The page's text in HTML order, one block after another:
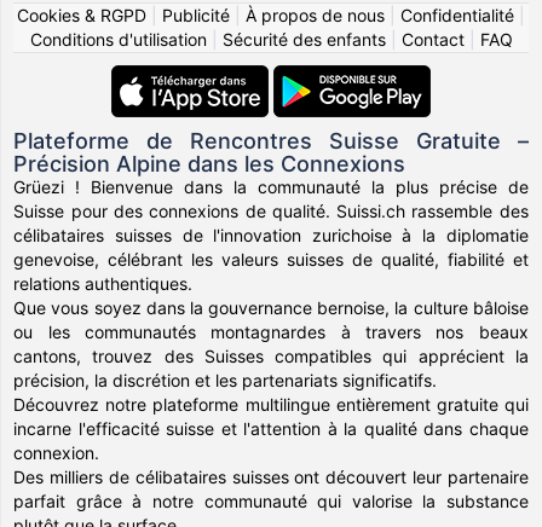
Cookies & RGPD
Publicité À propos de nous Confidentialité
Conditions d'utilisation| Sécurité des enfants| Contact| FAQ
Plateforme de Rencontres Suisse Gratuite –
Précision Alpine dans les Connexions
Grüezi ! Bienvenue dans la communauté la plus précise de
Suisse pour des connexions de qualité. Suissi.ch rassemble des
célibataires suisses de l'innovation zurichoise à la diplomatie
genevoise, célébrant les valeurs suisses de qualité, fiabilité et
relations authentiques.
Que vous soyez dans la gouvernance bernoise, la culture bâloise
ou les communautés montagnardes à travers nos beaux
cantons, trouvez des Suisses compatibles qui apprécient la
précision, la discrétion et les partenariats significatifs.
Découvrez notre plateforme multilingue entièrement gratuite qui
incarne l'efficacité suisse et l'attention à la qualité dans chaque
connexion.
Des milliers de célibataires suisses ont découvert leur partenaire
parfait grâce à notre communauté qui valorise la substance